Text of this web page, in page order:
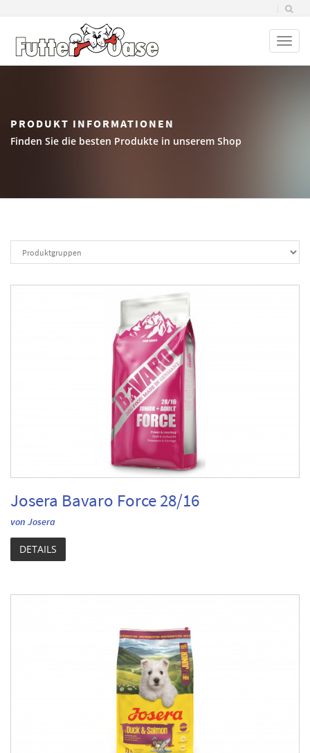
PRODUKT INFORMATIONEN
Finden Sie die besten Produkte in unserem Shop
Josera Bavaro Force 28/16
von Josera
DETAILS